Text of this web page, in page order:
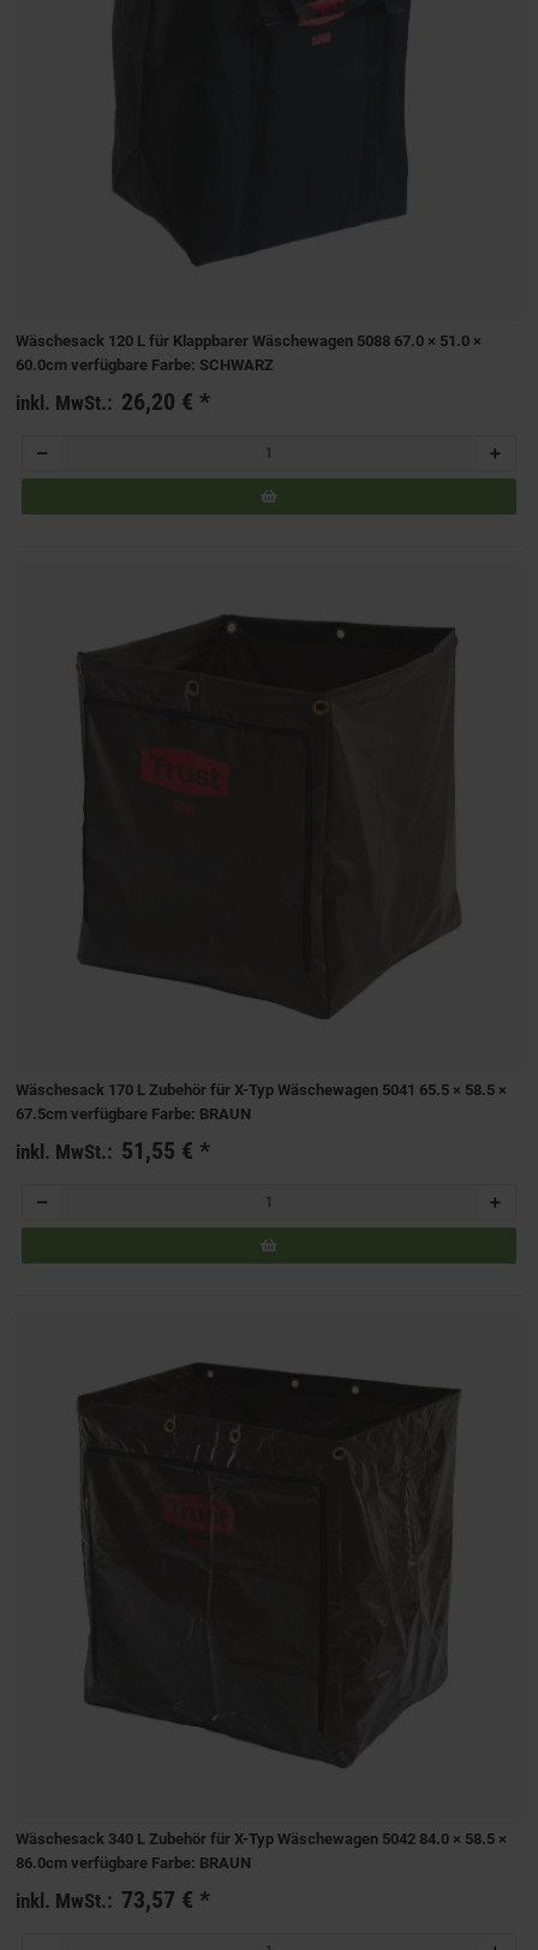
Wäschesack 120 L für Klappbarer Wäschewagen 5088 67.0 × 51.0 ×
60.0cm verfügbare Farbe: SCHWARZ
inkl. MwSt.: 26,20 €*
Wäschesack 170 L Zubehör für X-Typ Wäschewagen 5041 65.5 × 58.5 ×
67.5cm verfügbare Farbe: BRAUN
inkl. MwSt.: 51,55 €*
Wäschesack 340 L Zubehör für X-Typ Wäschewagen 5042 84.0 × 58.5 ×
86.0cm verfügbare Farbe: BRAUN
inkl. MwSt.: 73,57 €*